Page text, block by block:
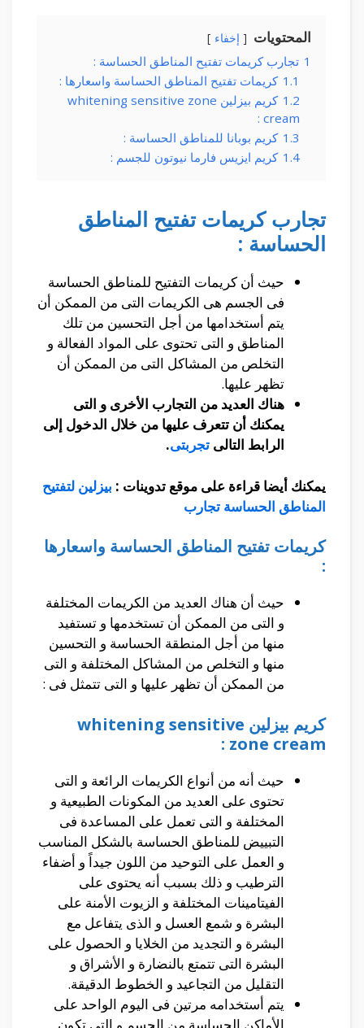
المحتويات إخفاء
1 تجارب كريمات تفتيح المناطق الحساسة :
1.1 كريمات تفتيح المناطق الحساسة واسعارها :
1.2
كريم بيزلين whitening sensitive zone
cream :
1.3 كريم بوبانا للمناطق الحساسة :
1.4 كريم ايزيس فارما نيوتون للجسم :
تجارب كريمات تفتيح المناطق
الحساسة :
حيث أن كريمات التفتيح للمناطق الحساسة
فى الجسم هى الكريمات التى من الممكن أن
يتم أستخدامها من أجل التحسين من تلك
المناطق و التى تحتوى على المواد الفعالة و
التخلص من المشاكل التى من الممكن أن
تظهر عليها.
هناك العديد من التجارب الأخرى و التى
يمكنك أن تتعرف عليها من خلال الدخول إلى
الرابط التالى تجربتى.
يمكنك أيضا قراءة على موقع تدوينات : بيزلين لتفتيح
المناطق الحساسة تجارب
كريمات تفتيح المناطق الحساسة واسعارها
:
حيث أن هناك العديد من الكريمات المختلفة
و التى من الممكن أن تستخدمها و تستفيد
منها من أجل المنطقة الحساسة و التحسين
منها و التخلص من المشاكل المختلفة و التى
من الممكن أن تظهر عليها و التى تتمثل فى :
كريم بيزلين whitening sensitive
zone cream :
حيث أنه من أنواع الكريمات الرائعة و التى
تحتوى على العديد من المكونات الطبيعية و
المختلفة و التى تعمل على المساعدة فى
التبييض للمناطق الحساسة بالشكل المناسب
و العمل على التوحيد من اللون جيداً و أضفاء
الترطيب و ذلك بسبب أنه يحتوى على
الفيتامينات المختلفة و الزيوت الأمنة على
البشرة و شمع العسل و الذى يتفاعل مع
البشرة و التجديد من الخلايا و الحصول على
البشرة التى تتمتع بالنضارة و الأشراق و
التقليل من التجاعيد و الخطوط الدقيقة.
يتم أستخدامه مرتين فى اليوم الواحد على
الأماكن الحساسة من الجسم و التى تكون